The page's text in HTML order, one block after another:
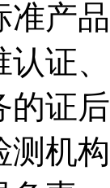
准产
认证
的证
测机